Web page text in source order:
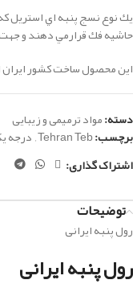
يك نوع نسج پنبه اي استريل
حاشيه فك قرارمي دهند و جهت
این محصول ساخت کشور
دسته:مواد ترمیمی و زیبایی
برچسب:Tehran Teb
,درجه
اشتراک گذاری:
توضیحات
رول پنبه ایرانی
رول پنبه ایرانی